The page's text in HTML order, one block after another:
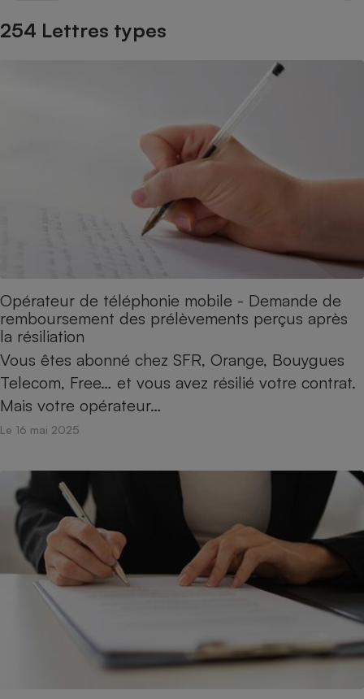
254 Lettres types
Opérateur de téléphonie mobile - Demande de
remboursement des prélèvements perçus après
la résiliation
Vous êtes abonné chez SFR, Orange, Bouygues
Telecom, Free… et vous avez résilié votre contrat.
Mais votre opérateur…
Le 16 mai 2025
bouteille
Assurance emprunteur
Banque
Climatiseur -
Ventilateur
Téléphone mobile -
Smartphone
Matelas
Radiateur électrique
Mutuelle